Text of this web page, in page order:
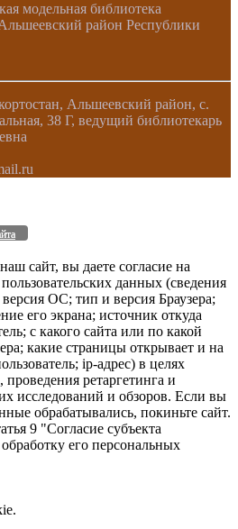
модельная библиотека
район Республики
Альшеевский район, с.
38 Г, ведущий библиотекарь
сайт, вы даете согласие на
данных (сведения
ОС; тип и версия Браузера;
его экрана; источник откуда
с какого сайта или по какой
какие страницы открывает и на
ip-адрес) в целях
ретаргетинга и
исследований и обзоров. Если вы
обрабатывались, покиньте сайт.
9 "Согласие субъекта
его персональных